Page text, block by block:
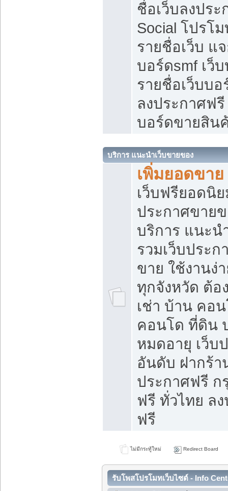
ชื่อเว็บลงปร
Social โปรโ
รายชื่อเว็บ แ
บอร์ดsmf เว็
รายชื่อเว็บบ
ลงประกาศฟรี
บอร์ดขายสิน
บริการ แนะนำเว็บขายของ
เพิ่มยอดขา
เว็บฟรียอดนิ
ประกาศขาย
บริการ แนะน
รวมเว็บประก
ขาย ใช้งานง่
ทุกจังหวัด ต้อ
เช่า บ้าน คอ
คอนโด ที่ดิน
หมดอายุ เว็บ
อันดับ ฝากร้า
ประกาศฟรี ก
ฟรี ทั่วไทย ล
ฟรี
ไม่มีกระทู้ใหม่ Redirect Board
รับโพสโปรโมทเว็บไซต์ - Info